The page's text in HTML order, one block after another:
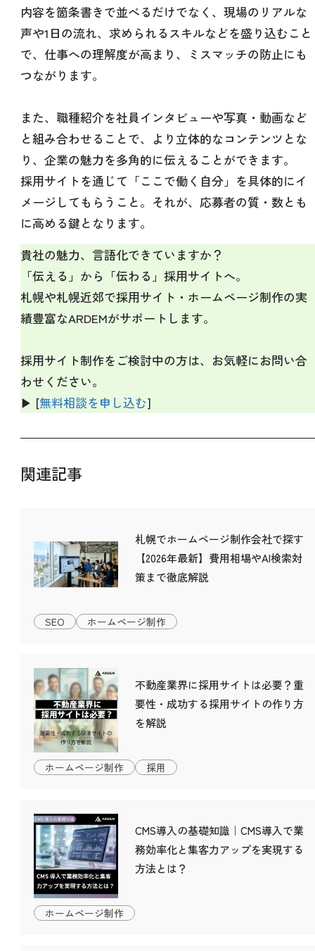
内容を箇条書きで並べるだけでなく、現場のリアルな
声や1日の流れ、求められるスキルなどを盛り込むこと
で、仕事への理解度が高まり、ミスマッチの防止にも
つながります。
また、職種紹介を社員インタビューや写真・動画など
と組み合わせることで、より立体的なコンテンツとな
り、企業の魅力を多角的に伝えることができます。
採用サイトを通じて「ここで働く自分」を具体的にイ
メージしてもらうこと。それが、応募者の質・数とも
に高める鍵となります。
貴社の魅力、言語化できていますか？
「伝える」から「伝わる」採用サイトへ。
札幌や札幌近郊で採用サイト・ホームページ制作の実
績豊富なARDEMがサポートします。
採用サイト制作をご検討中の方は、お気軽にお問い合
わせください。
▶ [無料相談を申し込む]
関連記事
札幌でホームページ制作会社で探す
【2026年最新】費用相場やAI検索対
策まで徹底解説
SEO ホームページ制作
不動産業界に採用サイトは必要？重
要性・成功する採用サイトの作り方
を解説
ホームページ制作 採用
CMS導入の基礎知識｜CMS導入で業
務効率化と集客力アップを実現する
方法とは？
ホームページ制作